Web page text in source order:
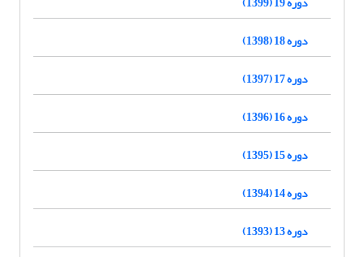
دوره 18 (1398)
دوره 17 (1397)
دوره 16 (1396)
دوره 15 (1395)
دوره 14 (1394)
دوره 13 (1393)